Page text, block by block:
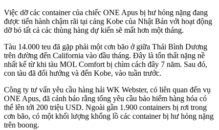
Việc dỡ các container của chiếc ONE Apus bị hư hỏng nặng đang
được tiến hành chậm rãi tại cảng Kobe của Nhật Bản với hoạt động
dỡ bỏ tất cả các thùng hàng dự kiến sẽ mất hơn một tháng.
Tàu 14.000 teu đã gặp phải một cơn bão ở giữa Thái Bình Dương
trên đường đến California vào đầu tháng. Đây là tổn thất nặng nề
nhất kể từ khi tàu MOL Comfort bị chìm cách đây 7 năm. Sau đó,
con tàu đã đổi hướng và đến Kobe, vào tuần trước.
Công ty tư vấn yêu cầu hàng hải WK Webster, có liên quan đến vụ
ONE Apus, đã cảnh báo rằng tổng yêu cầu bảo hiểm hàng hóa có
thể lên tới 200 triệu USD. Ngoài gần 1.900 containers bị rơi trong
cơn bão, có một khối lượng khổng lồ các container bị hư hỏng nặng
trên boong.